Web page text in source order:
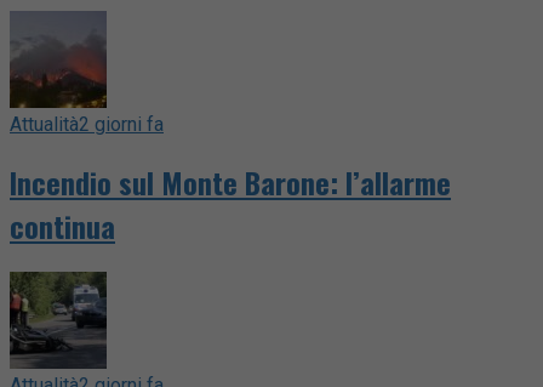
Attualità2 giorni fa
Incendio sul Monte Barone: l’allarme
continua